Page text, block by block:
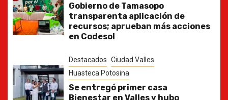
Gobierno de Tamasopo
transparenta aplicación de
recursos; aprueban más acciones
en Codesol
Destacados Ciudad Valles
Huasteca Potosina
Se entregó primer casa
Bienestar en Valles y hubo